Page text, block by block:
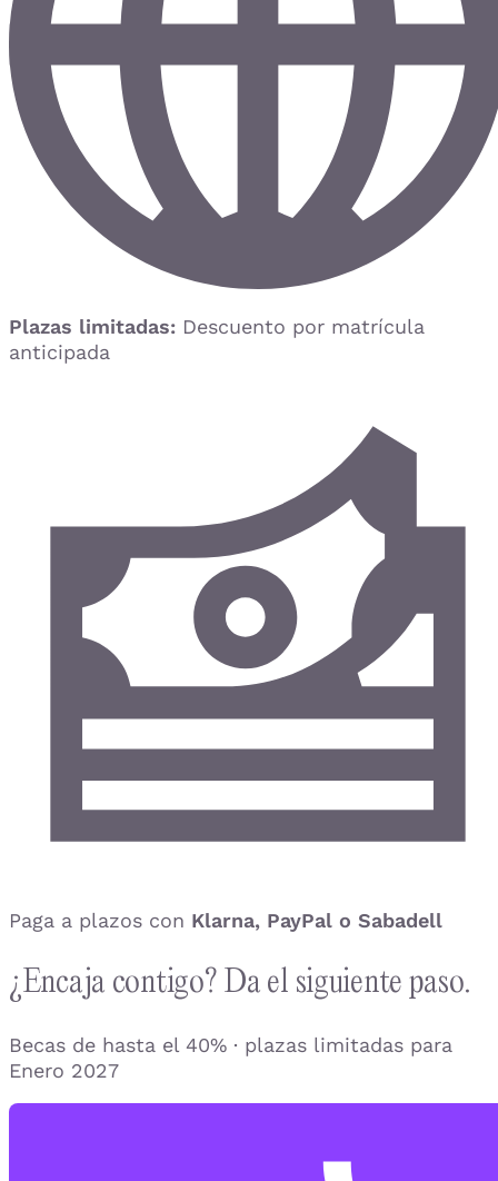
Plazas limitadas: Descuento por matrícula
anticipada
Paga a plazos con Klarna, PayPal o Sabadell
¿Encaja contigo? Da el siguiente paso.
Becas de hasta el 40% · plazas limitadas para
Enero 2027